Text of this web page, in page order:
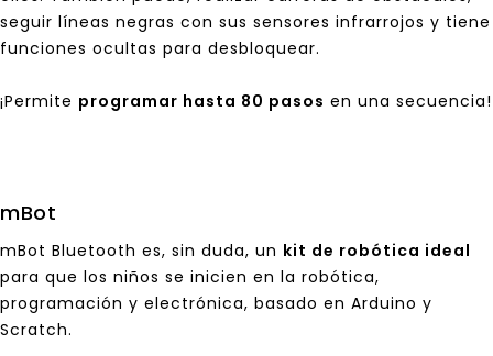
seguir líneas negras con sus sensores infrarrojos y tiene
funciones ocultas para desbloquear.
¡Permite programar hasta 80 pasos en una secuencia!
mBot
mBot Bluetooth es, sin duda, un kit de robótica ideal
para que los niños se inicien en la robótica,
programación y electrónica, basado en Arduino y
Scratch.